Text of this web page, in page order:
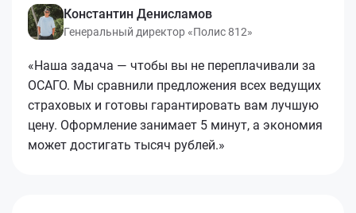
Константин Денисламов
Генеральный директор «Полис 812»
«Наша задача — чтобы вы не переплачивали за
ОСАГО. Мы сравнили предложения всех ведущих
страховых и готовы гарантировать вам лучшую
цену. Оформление занимает 5 минут, а экономия
может достигать тысяч рублей.»